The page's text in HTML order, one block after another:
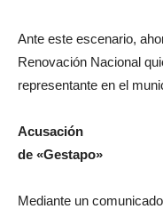
Ante este escenario,
Renovación Nacional
representante en el
Acusación
de «Gestapo»
Mediante un